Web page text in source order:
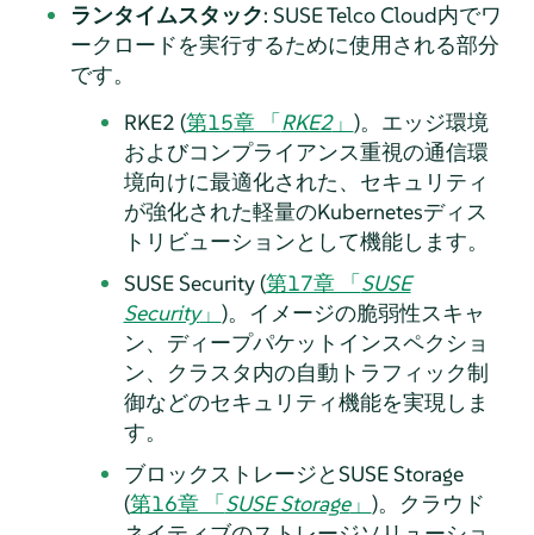
ランタイムスタック: SUSE Telco Cloud内でワ
ークロードを実行するために使用される部分
です。
RKE2 (第15章 「RKE2」 )。エッジ環境
およびコンプライアンス重視の通信環
境向けに最適化された、セキュリティ
が強化された軽量のKubernetesディス
トリビューションとして機能します。
SUSE Security (第17章 「SUSE
Security」 )。イメージの脆弱性スキャ
ン、ディープパケットインスペクショ
ン、クラスタ内の自動トラフィック制
御などのセキュリティ機能を実現しま
す。
ブロックストレージとSUSE Storage
(第16章 「SUSE Storage」 )。クラウド